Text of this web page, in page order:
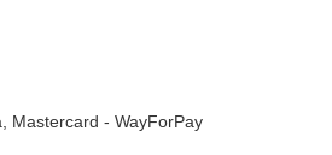
Mastercard - WayForPay